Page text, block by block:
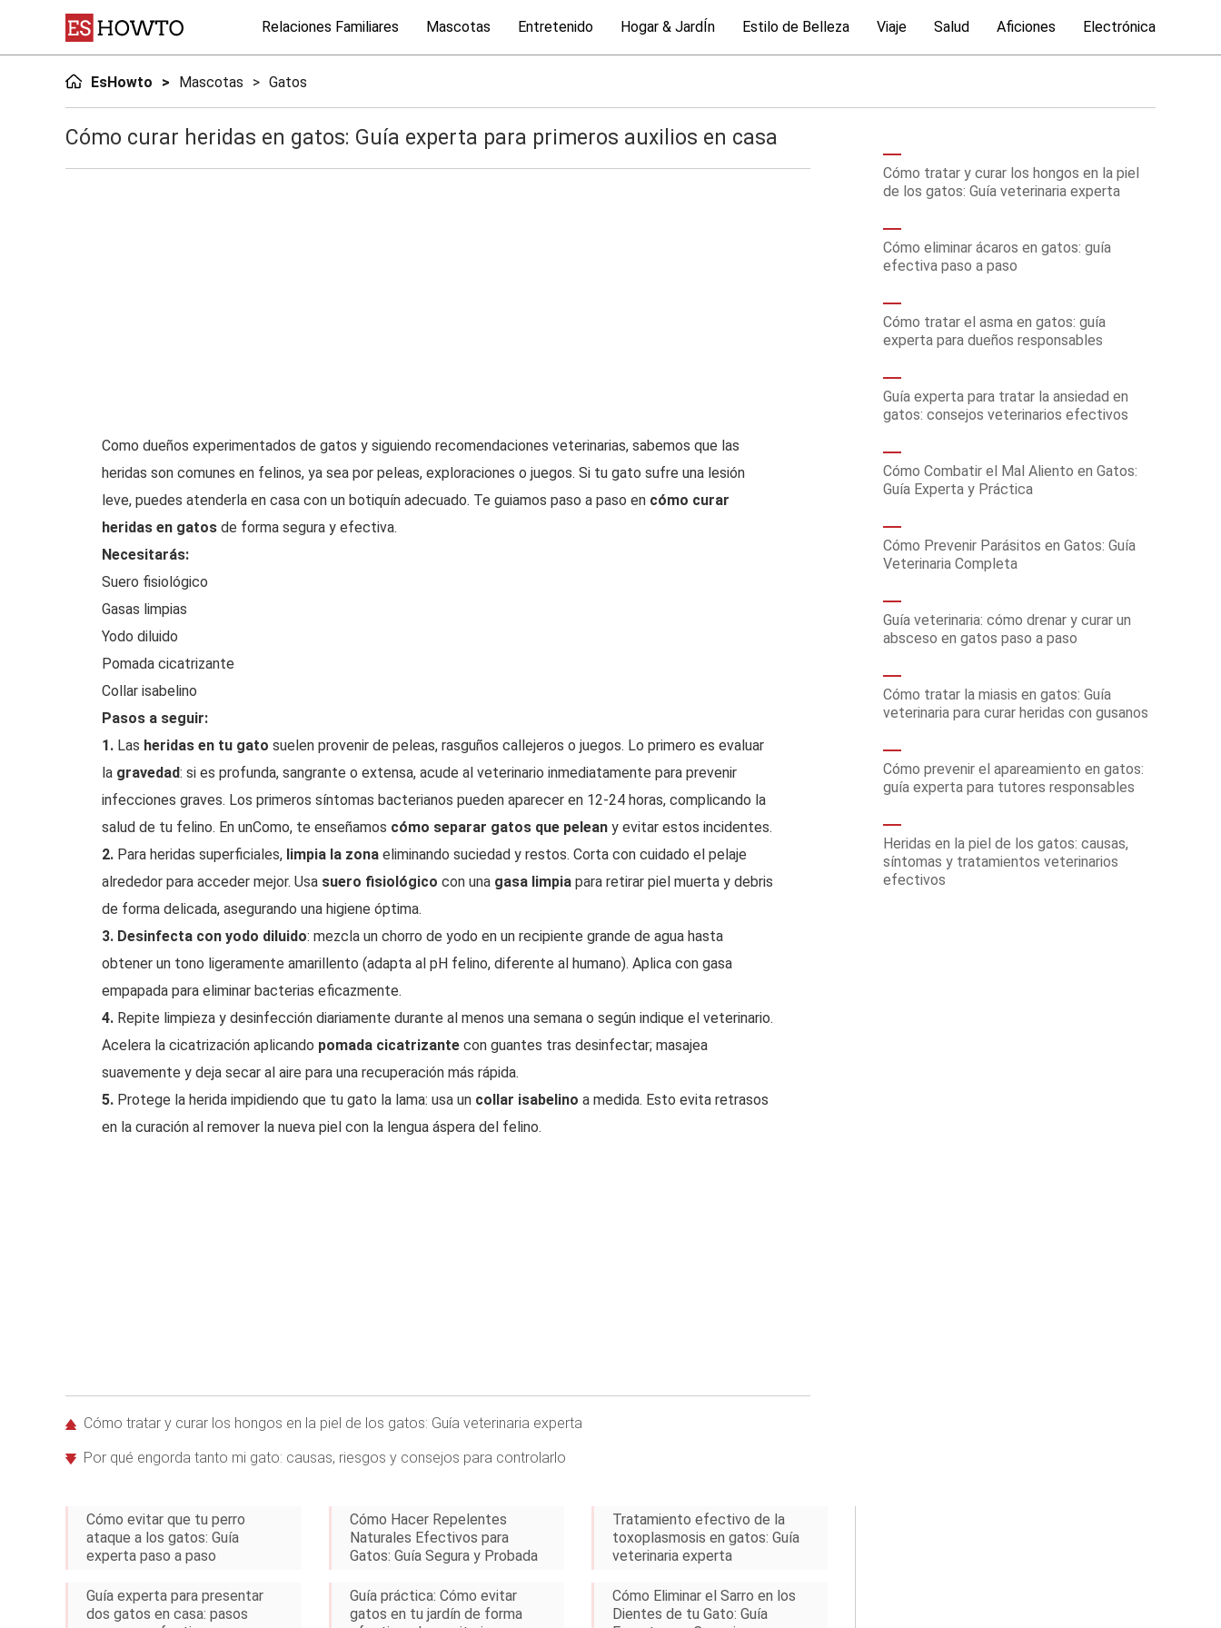
Relaciones Familiares Mascotas Entretenido Hogar & JardÍn Estilo de Belleza Viaje Salud Aficiones Electrónica
EsHowto Mascotas Gatos
Cómo curar heridas en gatos: Guía experta para primeros auxilios en casa
Como dueños experimentados de gatos y siguiendo recomendaciones veterinarias, sabemos que las
heridas son comunes en felinos, ya sea por peleas, exploraciones o juegos. Si tu gato sufre una lesión
leve, puedes atenderla en casa con un botiquín adecuado. Te guiamos paso a paso en cómo curar
heridas en gatos de forma segura y efectiva.
Necesitarás:
Suero fisiológico
Gasas limpias
Yodo diluido
Pomada cicatrizante
Collar isabelino
Pasos a seguir:
1. Las heridas en tu gato suelen provenir de peleas, rasguños callejeros o juegos. Lo primero es evaluar
la gravedad: si es profunda, sangrante o extensa, acude al veterinario inmediatamente para prevenir
infecciones graves. Los primeros síntomas bacterianos pueden aparecer en 12-24 horas, complicando la
salud de tu felino. En unComo, te enseñamos cómo separar gatos que pelean y evitar estos incidentes.
2. Para heridas superficiales, limpia la zona eliminando suciedad y restos. Corta con cuidado el pelaje
alrededor para acceder mejor. Usa suero fisiológico con una gasa limpia para retirar piel muerta y debris
de forma delicada, asegurando una higiene óptima.
3. Desinfecta con yodo diluido: mezcla un chorro de yodo en un recipiente grande de agua hasta
obtener un tono ligeramente amarillento (adapta al pH felino, diferente al humano). Aplica con gasa
empapada para eliminar bacterias eficazmente.
4. Repite limpieza y desinfección diariamente durante al menos una semana o según indique el veterinario.
Acelera la cicatrización aplicando pomada cicatrizante con guantes tras desinfectar; masajea
suavemente y deja secar al aire para una recuperación más rápida.
5. Protege la herida impidiendo que tu gato la lama: usa un collar isabelino a medida. Esto evita retrasos
en la curación al remover la nueva piel con la lengua áspera del felino.
Cómo tratar y curar los hongos en la piel de los gatos: Guía veterinaria experta
Por qué engorda tanto mi gato: causas, riesgos y consejos para controlarlo
Cómo tratar y curar los hongos en la piel
de los gatos: Guía veterinaria experta
Cómo eliminar ácaros en gatos: guía
efectiva paso a paso
Cómo tratar el asma en gatos: guía
experta para dueños responsables
Guía experta para tratar la ansiedad en
gatos: consejos veterinarios efectivos
Cómo Combatir el Mal Aliento en Gatos:
Guía Experta y Práctica
Cómo Prevenir Parásitos en Gatos: Guía
Veterinaria Completa
Guía veterinaria: cómo drenar y curar un
absceso en gatos paso a paso
Cómo tratar la miasis en gatos: Guía
veterinaria para curar heridas con gusanos
Cómo prevenir el apareamiento en gatos:
guía experta para tutores responsables
Heridas en la piel de los gatos: causas,
síntomas y tratamientos veterinarios
efectivos
Cómo evitar que tu perro
ataque a los gatos: Guía
experta paso a paso
Cómo Hacer Repelentes
Naturales Efectivos para
Gatos: Guía Segura y Probada
Tratamiento efectivo de la
toxoplasmosis en gatos: Guía
veterinaria experta
Guía experta para presentar
dos gatos en casa: pasos
Guía práctica: Cómo evitar
gatos en tu jardín de forma
Cómo Eliminar el Sarro en los
Dientes de tu Gato: Guía